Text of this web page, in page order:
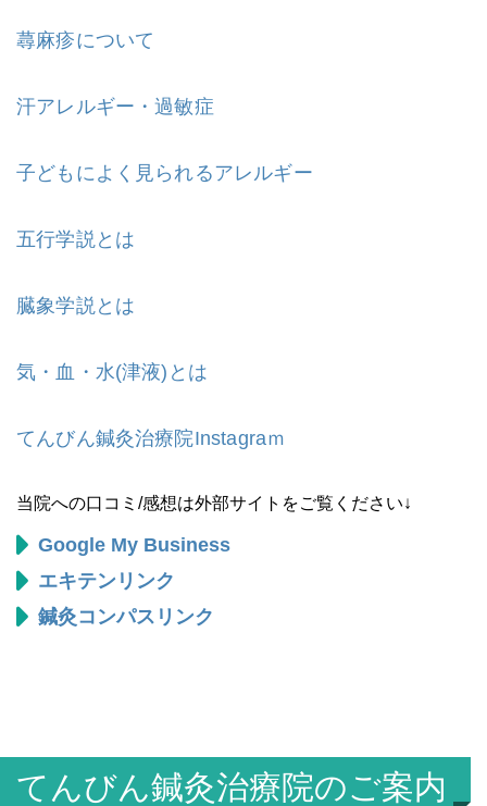
蕁麻疹について
汗アレルギー・過敏症
子どもによく見られるアレルギー
五行学説とは
臓象学説とは
気・血・水(津液)とは
てんびん鍼灸治療院Instagraｍ
当院への口コミ/感想は外部サイトをご覧ください↓
Google My Business
エキテンリンク
鍼灸コンパスリンク
てんびん鍼灸治療院のご案内